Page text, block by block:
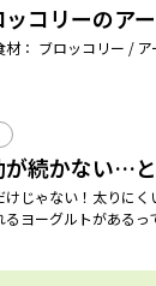
ッコリーのア
材： ブロッコリー / ア
が続かない…
けじゃない！太りに
るヨーグルトがあるっ